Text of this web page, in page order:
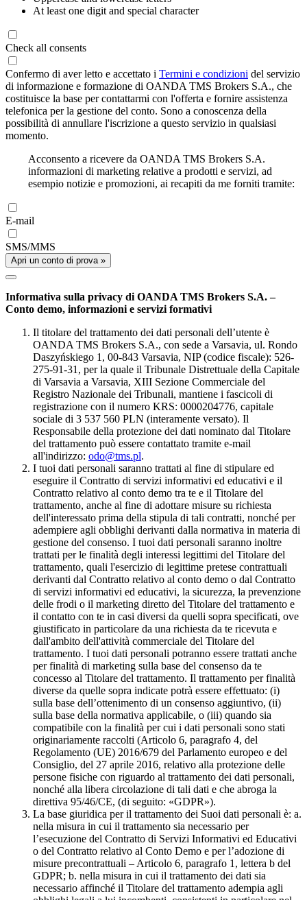
At least one digit and special character
Check all consents
Confermo di aver letto e accettato i Termini e condizioni del servizio
di informazione e formazione di OANDA TMS Brokers S.A., che
costituisce la base per contattarmi con l'offerta e fornire assistenza
telefonica per la gestione del conto. Sono a conoscenza della
possibilità di annullare l'iscrizione a questo servizio in qualsiasi
momento.
Acconsento a ricevere da OANDA TMS Brokers S.A.
informazioni di marketing relative a prodotti e servizi, ad
esempio notizie e promozioni, ai recapiti da me forniti tramite:
E-mail
SMS/MMS
Apri un conto di prova »
Informativa sulla privacy di OANDA TMS Brokers S.A. –
Conto demo, informazioni e servizi formativi
Il titolare del trattamento dei dati personali dell’utente è
OANDA TMS Brokers S.A., con sede a Varsavia, ul. Rondo
Daszyńskiego 1, 00-843 Varsavia, NIP (codice fiscale): 526-
275-91-31, per la quale il Tribunale Distrettuale della Capitale
di Varsavia a Varsavia, XIII Sezione Commerciale del
Registro Nazionale dei Tribunali, mantiene i fascicoli di
registrazione con il numero KRS: 0000204776, capitale
sociale di 3 537 560 PLN (interamente versato). Il
Responsabile della protezione dei dati nominato dal Titolare
del trattamento può essere contattato tramite e-mail
all'indirizzo: odo@tms.pl.
I tuoi dati personali saranno trattati al fine di stipulare ed
eseguire il Contratto di servizi informativi ed educativi e il
Contratto relativo al conto demo tra te e il Titolare del
trattamento, anche al fine di adottare misure su richiesta
dell'interessato prima della stipula di tali contratti, nonché per
adempiere agli obblighi derivanti dalla normativa in materia di
gestione del consenso. I tuoi dati personali saranno inoltre
trattati per le finalità degli interessi legittimi del Titolare del
trattamento, quali l'esercizio di legittime pretese contrattuali
derivanti dal Contratto relativo al conto demo o dal Contratto
di servizi informativi ed educativi, la sicurezza, la prevenzione
delle frodi o il marketing diretto del Titolare del trattamento e
il contatto con te in casi diversi da quelli sopra specificati, ove
giustificato in particolare da una richiesta da te ricevuta e
dall'ambito dell'attività commerciale del Titolare del
trattamento. I tuoi dati personali potranno essere trattati anche
per finalità di marketing sulla base del consenso da te
concesso al Titolare del trattamento. Il trattamento per finalità
diverse da quelle sopra indicate potrà essere effettuato: (i)
sulla base dell’ottenimento di un consenso aggiuntivo, (ii)
sulla base della normativa applicabile, o (iii) quando sia
compatibile con la finalità per cui i dati personali sono stati
originariamente raccolti (Articolo 6, paragrafo 4, del
Regolamento (UE) 2016/679 del Parlamento europeo e del
Consiglio, del 27 aprile 2016, relativo alla protezione delle
persone fisiche con riguardo al trattamento dei dati personali,
nonché alla libera circolazione di tali dati e che abroga la
direttiva 95/46/CE, (di seguito: «GDPR»).
La base giuridica per il trattamento dei Suoi dati personali è: a.
nella misura in cui il trattamento sia necessario per
l’esecuzione del Contratto di Servizi Informativi ed Educativi
o del Contratto relativo al Conto Demo e per l’adozione di
misure precontrattuali – Articolo 6, paragrafo 1, lettera b del
GDPR; b. nella misura in cui il trattamento dei dati sia
necessario affinché il Titolare del trattamento adempia agli